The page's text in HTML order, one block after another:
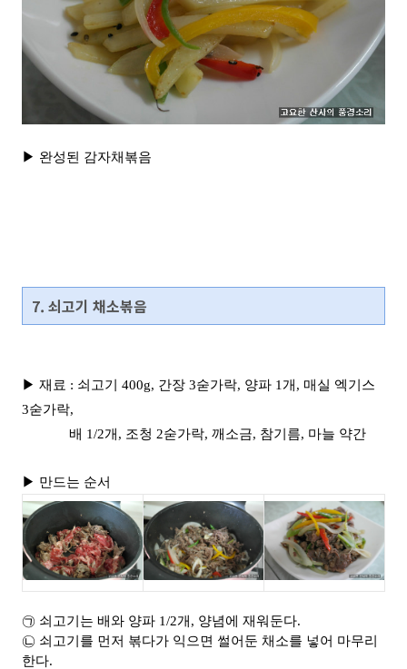
▶ 완성된 감자채볶음
7. 쇠고기 채소볶음
▶ 재료 : 쇠고기 400g, 간장 3숟가락, 양파 1개, 매실 엑기스
3숟가락,
배 1/2개, 조청 2숟가락, 깨소금, 참기름, 마늘 약간
▶ 만드는 순서
㉠ 쇠고기는 배와 양파 1/2개, 양념에 재워둔다.
㉡ 쇠고기를 먼저 볶다가 익으면 썰어둔 채소를 넣어 마무리
한다.